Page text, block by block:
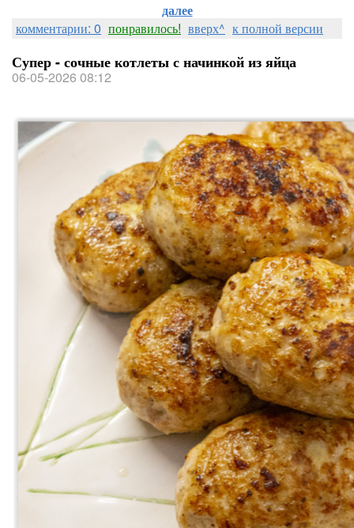
далее
комментарии: 0 понравилось! вверх^ к полной версии
Супер - сочные котлеты с начинкой из яйца
06-05-2026 08:12